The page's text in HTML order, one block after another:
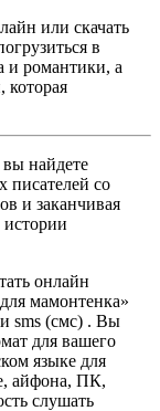
или скачать
в
и романтики, а
которая
найдете
писателей со
и заканчивая
истории
онлайн
мамонтенка»
sms (смс) . Вы
для вашего
языке для
айфона, ПК,
слушать